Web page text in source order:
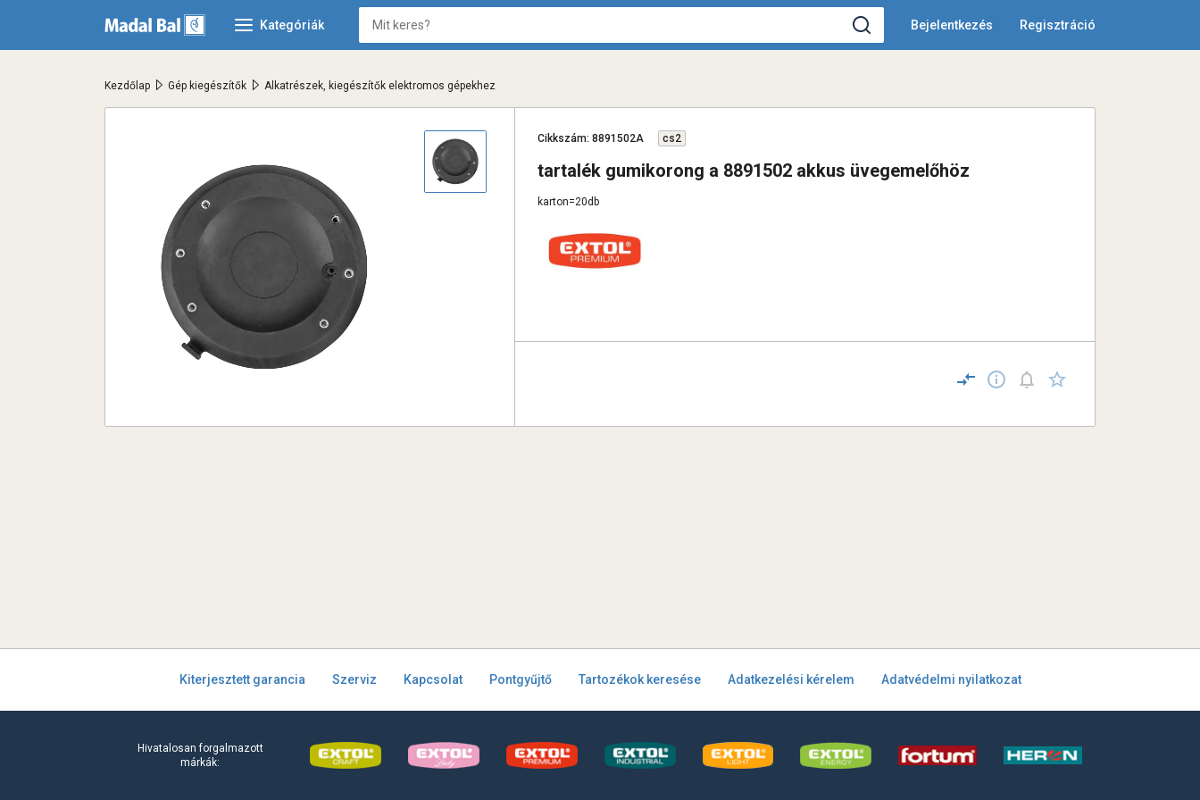
Kategóriák Bejelentkezés Regisztráció
Kezdőlap > Gép kiegészítők > Alkatrészek, kiegészítők elektromos gépekhez
Cikkszám: 8891502A cs2
tartalék gumikorong a 8891502 akkus üvegemelőhöz
karton=20db
Kiterjesztett garancia Szerviz Kapcsolat Pontgyűjtő Tartozékok keresése Adatkezelési kérelem Adatvédelmi nyilatkozat
Hivatalosan forgalmazott
márkák: